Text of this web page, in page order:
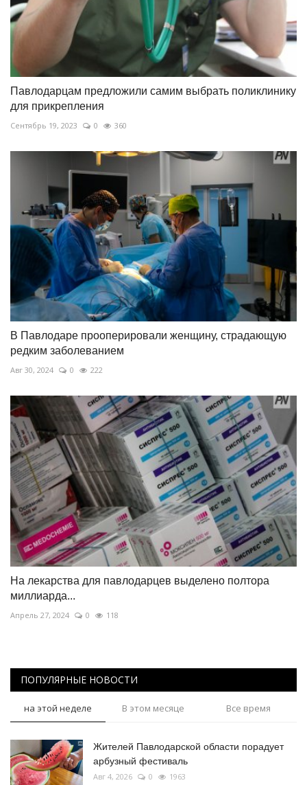
Павлодарцам предложили самим выбрать поликлинику
для прикрепления
Сентябрь 19, 2023 0 360
В Павлодаре прооперировали женщину, страдающую
редким заболеванием
Авг 30, 2024 0 222
На лекарства для павлодарцев выделено полтора
миллиарда...
Апрель 27, 2024 0 118
ПОПУЛЯРНЫЕ НОВОСТИ
на этой неделе В этом месяце Все время
Жителей Павлодарской области порадует
арбузный фестиваль
Авг 4, 2026 0 1963